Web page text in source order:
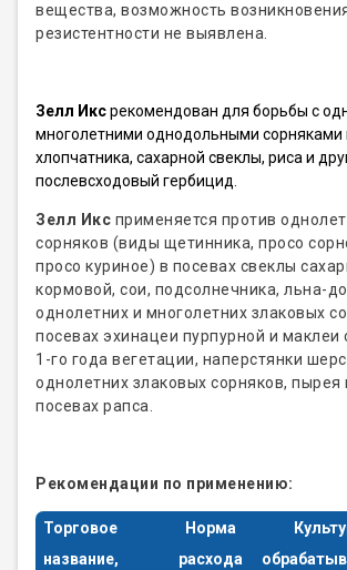
вещества, возможность
резистентности не выявлена.
Зелл Иксрекомендован для борьбы с
многолетними однодольными сорняками
хлопчатника, сахарной свеклы, риса и
послевсходовый гербицид.
Зелл Икс применяется против
сорняков (виды щетинника, просо
просо куриное) в посевах свеклы
кормовой, сои, подсолнечника, льна-
однолетних и многолетних злаковых
посевах эхинацеи пурпурной и
1-го года вегетации, наперстянки
однолетних злаковых сорняков, пырея
посевах рапса.
Рекомендации по применению:
Торговое
название,
Норма
расхода